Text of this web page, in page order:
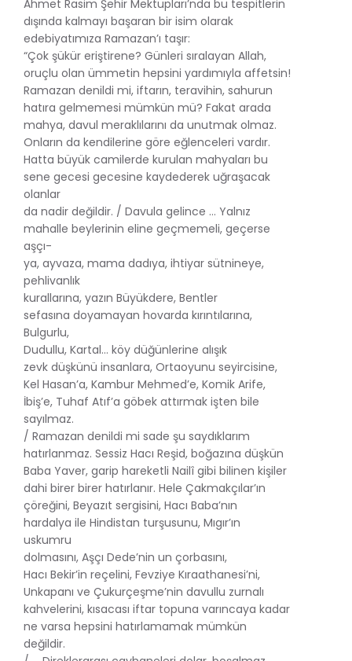
Ahmet Rasim Şehir Mektupları’nda bu tespitlerin
dışında kalmayı başaran bir isim olarak
edebiyatımıza Ramazan’ı taşır:
“Çok şükür eriştirene? Günleri sıralayan Allah,
oruçlu olan ümmetin hepsini yardımıyla affetsin!
Ramazan denildi mi, iftarın, teravihin, sahurun
hatıra gelmemesi mümkün mü? Fakat arada
mahya, davul meraklılarını da unutmak olmaz.
Onların da kendilerine göre eğlenceleri vardır.
Hatta büyük camilerde kurulan mahyaları bu
sene gecesi gecesine kaydederek uğraşacak
olanlar
da nadir değildir. / Davula gelince … Yalnız
mahalle beylerinin eline geçmemeli, geçerse
aşçı-
ya, ayvaza, mama dadıya, ihtiyar sütnineye,
pehlivanlık
kurallarına, yazın Büyükdere, Bentler
sefasına doyamayan hovarda kırıntılarına,
Bulgurlu,
Dudullu, Kartal… köy düğünlerine alışık
zevk düşkünü insanlara, Ortaoyunu seyircisine,
Kel Hasan’a, Kambur Mehmed’e, Komik Arife,
İbiş’e, Tuhaf Atıf’a göbek attırmak işten bile
sayılmaz.
/ Ramazan denildi mi sade şu saydıklarım
hatırlanmaz. Sessiz Hacı Reşid, boğazına düşkün
Baba Yaver, garip hareketli Nailî gibi bilinen kişiler
dahi birer birer hatırlanır. Hele Çakmakçılar’ın
çöreğini, Beyazıt sergisini, Hacı Baba’nın
hardalya ile Hindistan turşusunu, Mıgır’ın
uskumru
dolmasını, Aşçı Dede’nin un çorbasını,
Hacı Bekir’in reçelini, Fevziye Kıraathanesi’ni,
Unkapanı ve Çukurçeşme’nin davullu zurnalı
kahvelerini, kısacası iftar topuna varıncaya kadar
ne varsa hepsini hatırlamamak mümkün
değildir.